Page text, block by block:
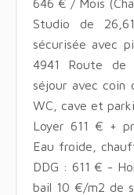
Studio de
sécurisée avec
4941 Route de
séjour avec coin
WC, cave et
Loyer 611 € +
Eau froide,
DDG : 611 € -
bail 10 €/m2 de